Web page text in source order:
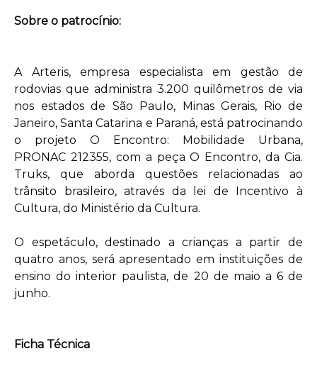
Sobre o patrocínio:
A Arteris, empresa especialista em gestão de
rodovias que administra 3.200 quilômetros de via
nos estados de São Paulo, Minas Gerais, Rio de
Janeiro, Santa Catarina e Paraná, está patrocinando
o projeto O Encontro: Mobilidade Urbana,
PRONAC 212355, com a peça O Encontro, da Cia.
Truks, que aborda questões relacionadas ao
trânsito brasileiro, através da lei de Incentivo à
Cultura, do Ministério da Cultura.
O espetáculo, destinado a crianças a partir de
quatro anos, será apresentado em instituições de
ensino do interior paulista, de 20 de maio a 6 de
junho.
Ficha Técnica